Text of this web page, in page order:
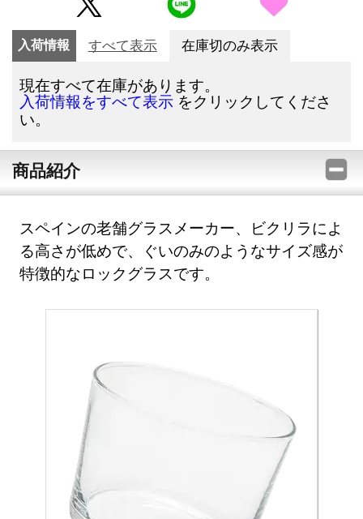
入荷情報 すべて表示 在庫切のみ表示
現在すべて在庫があります。
入荷情報をすべて表示 をクリックしてくださ
い。
商品紹介
スペインの老舗グラスメーカー、ビクリラによ
る高さが低めで、ぐいのみのようなサイズ感が
特徴的なロックグラスです。